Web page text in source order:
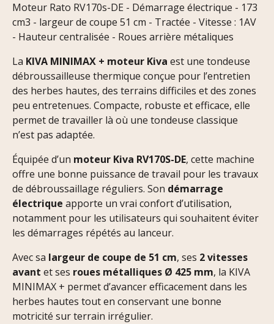
Moteur Rato RV170s-DE - Démarrage électrique - 173
cm3 - largeur de coupe 51 cm - Tractée - Vitesse : 1AV
- Hauteur centralisée - Roues arrière métaliques
La KIVA MINIMAX + moteur Kiva est une tondeuse
débroussailleuse thermique conçue pour l’entretien
des herbes hautes, des terrains difficiles et des zones
peu entretenues. Compacte, robuste et efficace, elle
permet de travailler là où une tondeuse classique
n’est pas adaptée.
Équipée d’un moteur Kiva RV170S-DE, cette machine
offre une bonne puissance de travail pour les travaux
de débroussaillage réguliers. Son démarrage
électrique apporte un vrai confort d’utilisation,
notamment pour les utilisateurs qui souhaitent éviter
les démarrages répétés au lanceur.
Avec sa largeur de coupe de 51 cm, ses 2 vitesses
avant et ses roues métalliques Ø 425 mm, la KIVA
MINIMAX + permet d’avancer efficacement dans les
herbes hautes tout en conservant une bonne
motricité sur terrain irrégulier.